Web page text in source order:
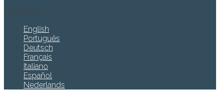
English
Português
Deutsch
Français
Italiano
Español
Nederlands